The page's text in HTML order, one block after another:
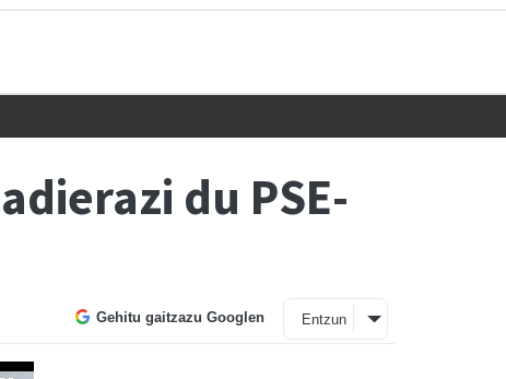
du PSE-
Gehitu gaitzazu Googlen Entzun